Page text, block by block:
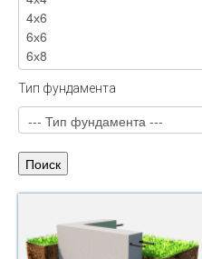
Тип фундамента